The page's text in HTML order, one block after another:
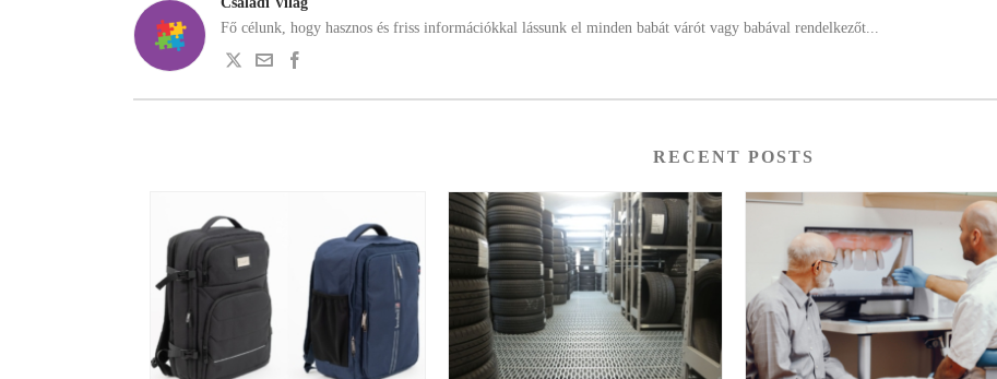
Fő célunk, hogy hasznos és friss információkkal lássunk el minden babát várót vagy babával rendelkezőt...
RECENT POSTS